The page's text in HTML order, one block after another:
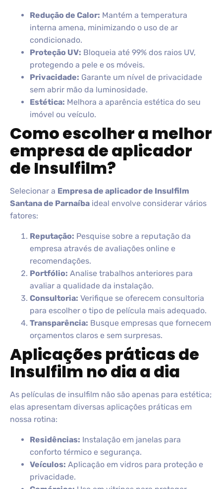
Redução de Calor: Mantém a temperatura
interna amena, minimizando o uso de ar
condicionado.
Proteção UV: Bloqueia até 99% dos raios UV,
protegendo a pele e os móveis.
Privacidade: Garante um nível de privacidade
sem abrir mão da luminosidade.
Estética: Melhora a aparência estética do seu
imóvel ou veículo.
Como escolher a melhor
empresa de aplicador
de Insulfilm?
Selecionar a Empresa de aplicador de Insulfilm
Santana de Parnaíba ideal envolve considerar vários
fatores:
Reputação: Pesquise sobre a reputação da
empresa através de avaliações online e
recomendações.
Portfólio: Analise trabalhos anteriores para
avaliar a qualidade da instalação.
Consultoria: Verifique se oferecem consultoria
para escolher o tipo de película mais adequado.
Transparência: Busque empresas que fornecem
orçamentos claros e sem surpresas.
Aplicações práticas de
Insulfilm no dia a dia
As películas de insulfilm não são apenas para estética;
elas apresentam diversas aplicações práticas em
nossa rotina:
Residências: Instalação em janelas para
conforto térmico e segurança.
Veículos: Aplicação em vidros para proteção e
privacidade.